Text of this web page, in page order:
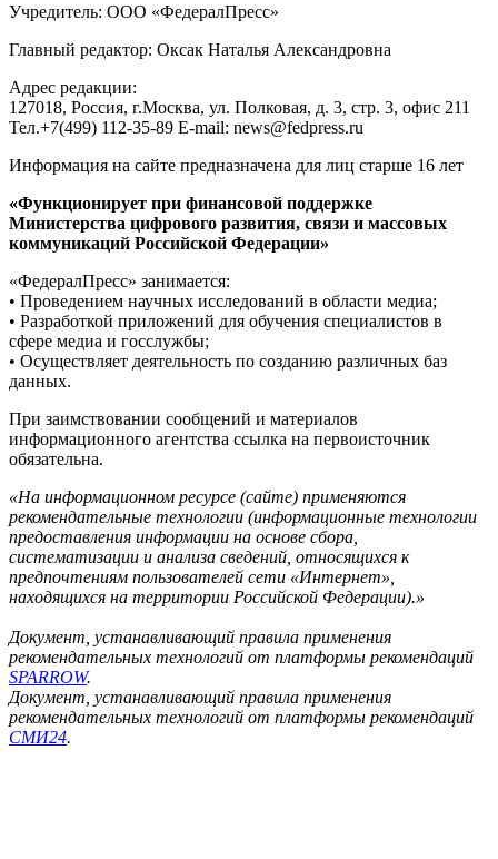
Учредитель: ООО «ФедералПресс»
Главный редактор: Оксак Наталья Александровна
Адрес редакции:
127018, Россия, г.Москва, ул. Полковая, д. 3, стр. 3, офис 211
Тел.+7(499) 112-35-89 E-mail: news@fedpress.ru
Информация на сайте предназначена для лиц старше 16 лет
«Функционирует при финансовой поддержке
Министерства цифрового развития, связи и массовых
коммуникаций Российской Федерации»
«ФедералПресс» занимается:
• Проведением научных исследований в области медиа;
• Разработкой приложений для обучения специалистов в
сфере медиа и госслужбы;
• Осуществляет деятельность по созданию различных баз
данных.
При заимствовании сообщений и материалов
информационного агентства ссылка на первоисточник
обязательна.
«На информационном ресурсе (сайте) применяются
рекомендательные технологии (информационные технологии
предоставления информации на основе сбора,
систематизации и анализа сведений, относящихся к
предпочтениям пользователей сети «Интернет»,
находящихся на территории Российской Федерации).»
Документ, устанавливающий правила применения
рекомендательных технологий от платформы рекомендаций
SPARROW.
Документ, устанавливающий правила применения
рекомендательных технологий от платформы рекомендаций
СМИ24.